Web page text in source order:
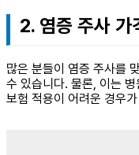
2. 염증 주사 가
많은 분들이 염증 주사를
수 있습니다. 물론, 이는
보험 적용이 어려운 경우